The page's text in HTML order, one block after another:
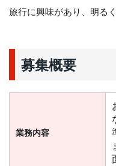
観光庁長
旅行に興味があり、明る
募集概要
業務内容